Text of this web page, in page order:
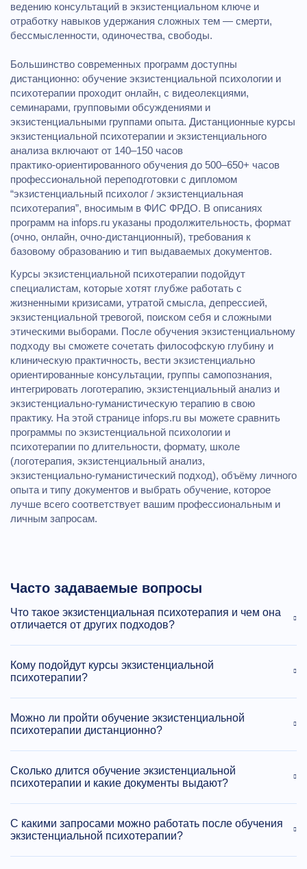
ведению консультаций в экзистенциальном ключе и
отработку навыков удержания сложных тем — смерти,
бессмысленности, одиночества, свободы.
Большинство современных программ доступны
дистанционно: обучение экзистенциальной психологии и
психотерапии проходит онлайн, с видеолекциями,
семинарами, групповыми обсуждениями и
экзистенциальными группами опыта. Дистанционные курсы
экзистенциальной психотерапии и экзистенциального
анализа включают от 140–150 часов
практико‑ориентированного обучения до 500–650+ часов
профессиональной переподготовки с дипломом
“экзистенциальный психолог / экзистенциальная
психотерапия”, вносимым в ФИС ФРДО. В описаниях
программ на infops.ru указаны продолжительность, формат
(очно, онлайн, очно‑дистанционный), требования к
базовому образованию и тип выдаваемых документов.
Курсы экзистенциальной психотерапии подойдут
специалистам, которые хотят глубже работать с
жизненными кризисами, утратой смысла, депрессией,
экзистенциальной тревогой, поиском себя и сложными
этическими выборами. После обучения экзистенциальному
подходу вы сможете сочетать философскую глубину и
клиническую практичность, вести экзистенциально
ориентированные консультации, группы самопознания,
интегрировать логотерапию, экзистенциальный анализ и
экзистенциально‑гуманистическую терапию в свою
практику. На этой странице infops.ru вы можете сравнить
программы по экзистенциальной психологии и
психотерапии по длительности, формату, школе
(логотерапия, экзистенциальный анализ,
экзистенциально‑гуманистический подход), объёму личного
опыта и типу документов и выбрать обучение, которое
лучше всего соответствует вашим профессиональным и
личным запросам.
Часто задаваемые вопросы
Что такое экзистенциальная психотерапия и чем она
отличается от других подходов?
Кому подойдут курсы экзистенциальной
психотерапии?
Можно ли пройти обучение экзистенциальной
психотерапии дистанционно?
Сколько длится обучение экзистенциальной
психотерапии и какие документы выдают?
С какими запросами можно работать после обучения
экзистенциальной психотерапии?